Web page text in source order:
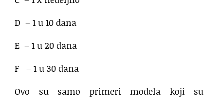
D – 1 u 10 dana
E – 1 u 20 dana
F – 1 u 30 dana
Ovo su samo primeri modela koji su